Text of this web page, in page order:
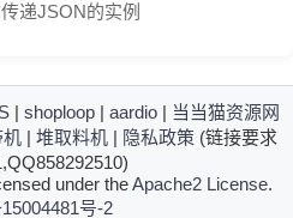
递JSON的实例
| shoploop | aardio | 当当猫资源网
机| 堆取料机| 隐私政策 (链接要求
under theApache2 License.
号-2